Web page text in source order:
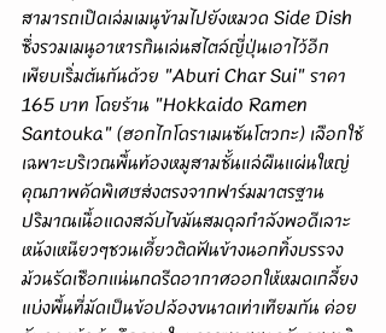
สามารถเปิดเล่มเมนูข้ามไปยังหมวด Side Dish
ซึ่งรวมเมนูอาหารกินเล่นสไตล์ญี่ปุ่นเอาไว้อีก
เพียบเริ่มต้นกันด้วย "Aburi Char Sui" ราคา
165 บาท โดยร้าน "Hokkaido Ramen
Santouka" (ฮอกไกโดราเมนซันโตวกะ) เลือกใช้
เฉพาะบริเวณพื้นท้องหมูสามชั้นแล่ผืนแผ่นใหญ่
คุณภาพคัดพิเศษส่งตรงจากฟาร์มมาตรฐาน
ปริมาณเนื้อแดงสลับไขมันสมดุลกำลังพอดีเลาะ
หนังเหนียวๆชวนเคี้ยวติดฟันข้างนอกทิ้งบรรจง
ม้วนรัดเชือกแน่นกดรีดอากาศออกให้หมดเกลี้ยง
แบ่งพื้นที่มัดเป็นข้อปล้องขนาดเท่าเทียมกัน ค่อย